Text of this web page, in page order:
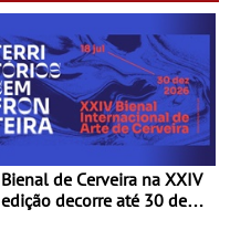
Bienal de Cerveira na XXIV
edição decorre até 30 de